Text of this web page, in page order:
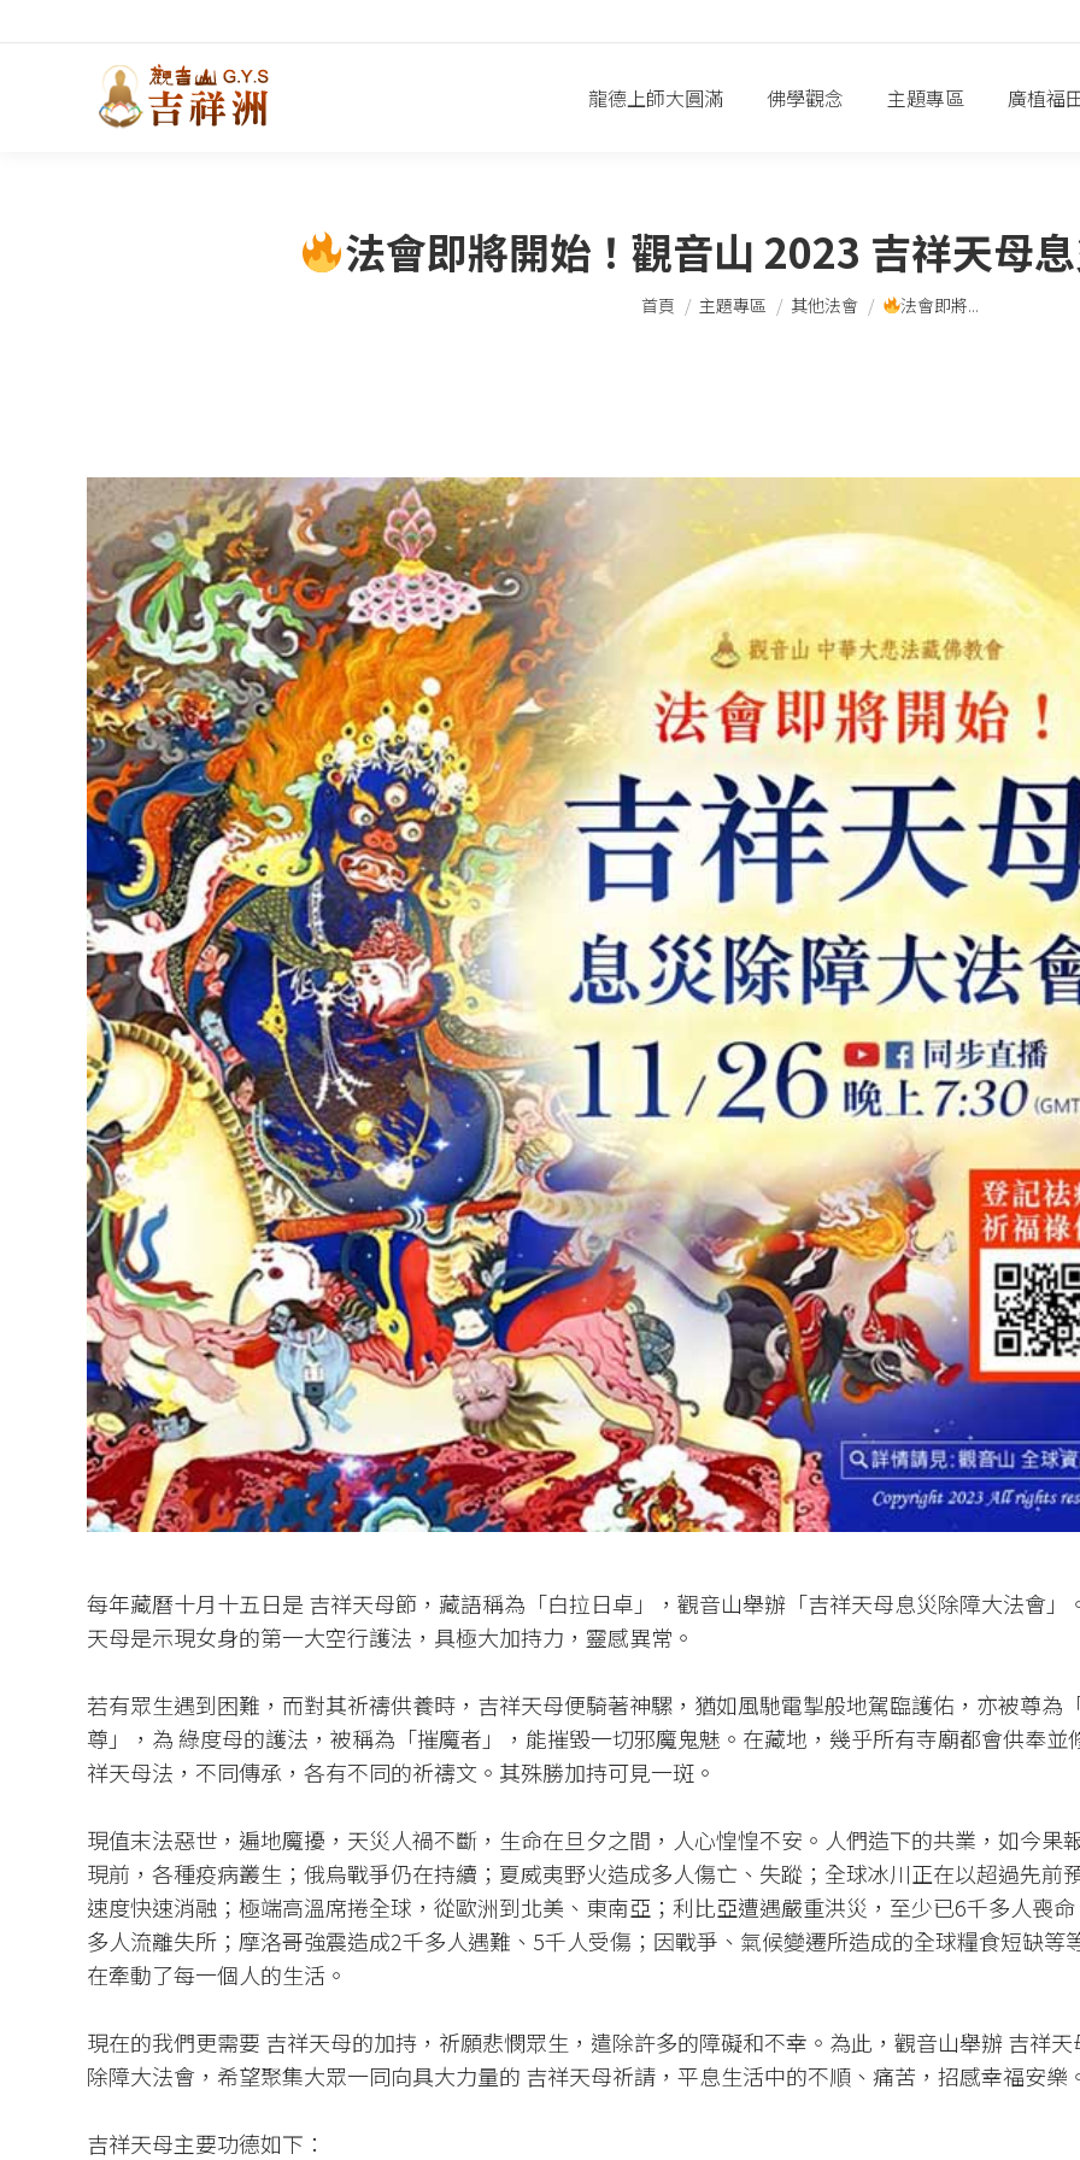
龍德上師大圓滿 佛學觀念 主題專區 廣植福
法會即將開始！觀音山 2023 吉祥天母
您在這裡：
首頁 主題專區 其他法會 法會即將...
每年藏曆十月十五日是 吉祥天母節，藏語稱為「白拉日卓」，觀音山舉辦「吉祥天母息災除障大法會」
天母是示現女身的第一大空行護法，具極大加持力，靈感異常。
若有眾生遇到困難，而對其祈禱供養時，吉祥天母便騎著神騾，猶如風馳電掣般地駕臨護佑，亦被尊為
尊」，為 綠度母的護法，被稱為「摧魔者」，能摧毀一切邪魔鬼魅。在藏地，幾乎所有寺廟都會供奉並
祥天母法，不同傳承，各有不同的祈禱文。其殊勝加持可見一斑。
現值末法惡世，遍地魔擾，天災人禍不斷，生命在旦夕之間，人心惶惶不安。人們造下的共業，如今果
現前，各種疫病叢生；俄烏戰爭仍在持續；夏威夷野火造成多人傷亡、失蹤；全球冰川正在以超過先前
速度快速消融；極端高溫席捲全球，從歐洲到北美、東南亞；利比亞遭遇嚴重洪災，至少已6千多人喪
多人流離失所；摩洛哥強震造成2千多人遇難、5千人受傷；因戰爭、氣候變遷所造成的全球糧食短缺等
在牽動了每一個人的生活。
現在的我們更需要 吉祥天母的加持，祈願悲憫眾生，遣除許多的障礙和不幸。為此，觀音山舉辦 吉祥天
除障大法會，希望聚集大眾一同向具大力量的 吉祥天母祈請，平息生活中的不順、痛苦，招感幸福安樂
吉祥天母主要功德如下：